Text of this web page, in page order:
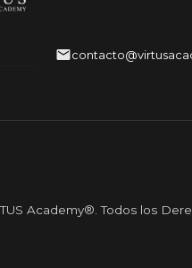
Academy®. Todos los